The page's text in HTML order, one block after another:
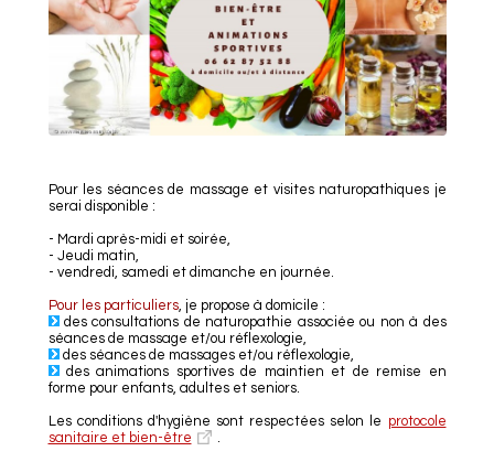
Pour les séances de massage et visites naturopathiques je
serai disponible :
- Mardi après-midi et soirée,
- Jeudi matin,
- vendredi, samedi et dimanche en journée.
Pour les particuliers, je propose à domicile :
des consultations de naturopathie associée ou non à des
séances de massage et/ou réflexologie,
des séances de massages et/ou réflexologie,
des animations sportives de maintien et de remise en
forme pour enfants, adultes et seniors.
Les conditions d'hygiène sont respectées selon le protocole
sanitaire et bien-être
.